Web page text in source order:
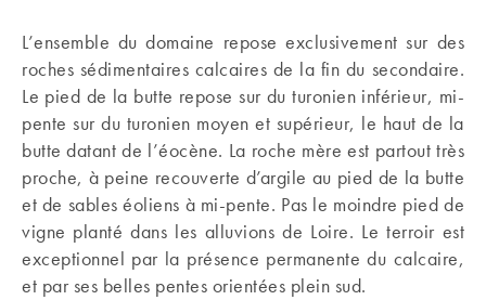
L’ensemble du domaine repose exclusivement sur des
roches sédimentaires calcaires de la fin du secondaire.
Le pied de la butte repose sur du turonien inférieur, mi-
pente sur du turonien moyen et supérieur, le haut de la
butte datant de l’éocène. La roche mère est partout très
proche, à peine recouverte d’argile au pied de la butte
et de sables éoliens à mi-pente. Pas le moindre pied de
vigne planté dans les alluvions de Loire. Le terroir est
exceptionnel par la présence permanente du calcaire,
et par ses belles pentes orientées plein sud.